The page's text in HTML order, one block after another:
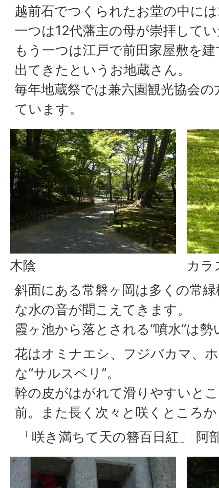
越前石でつくられたお堂の中に
一つは12代藩主の母が崇拝して
もう一つは江戸で前田家屋敷を
出てきたというお地蔵さん。
毎年地蔵祭では兼六園観光協会
ています。
木陰
カラ
斜面にある常磐ヶ岡は多くの常
な水の音が聞こえてきます。
霞ヶ池から落とされる“噴水”は
花はオミナエシ、フジバカマ、
な“サルスベリ”。
幹の皮がはがれて滑りやすいと
前。また長く次々と咲くところ
「咲き満ちて天の簪百日紅」 阿